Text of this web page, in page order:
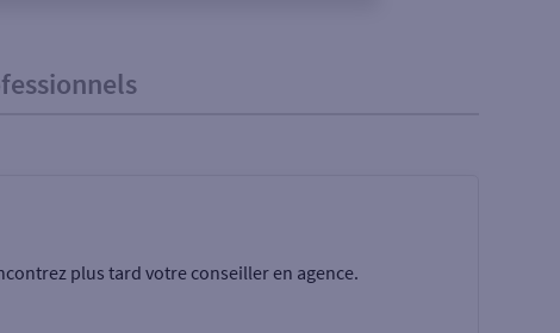
plus tard votre conseiller en agence.